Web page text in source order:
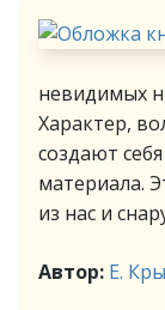
невидимых
Характер,
создают
материала.
из нас и
Автор: Е.